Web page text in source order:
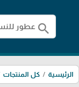
search
الرئيسية كل المنتجات